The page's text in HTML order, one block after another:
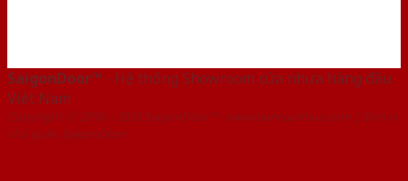
SaigonDoor™ - Hệ thống Showroom cửa nhựa hàng đầu
Việt Nam
Copyright ⓒ 2016 – 2026 SaigonDoor™ - www.bancuanhua.com | Đơn vị
chủ quản SaigonDoor